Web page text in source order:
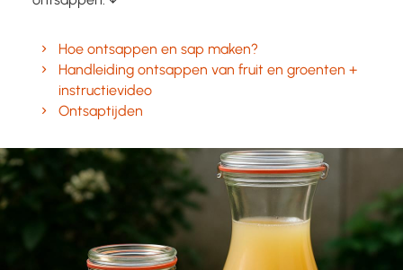
Hoe ontsappen en sap maken?
Handleiding ontsappen van fruit en groenten +
instructievideo
Ontsaptijden